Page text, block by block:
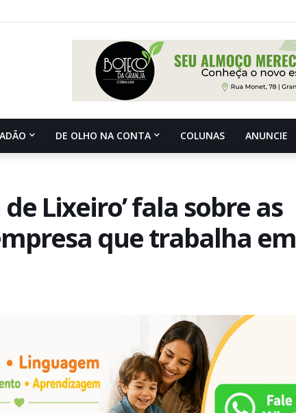
DE OLHO NA CONTA COLUNAS ANUNCIE
Lixeiro’ fala sobre as
que trabalha em